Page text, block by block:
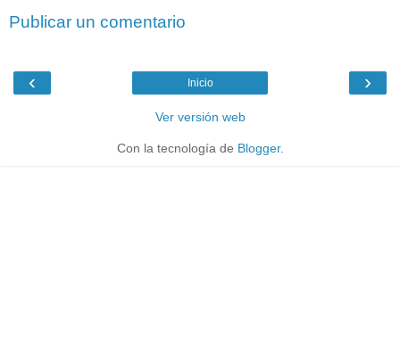
Publicar un comentario
‹ ›
Inicio
Ver versión web
Con la tecnología de Blogger.